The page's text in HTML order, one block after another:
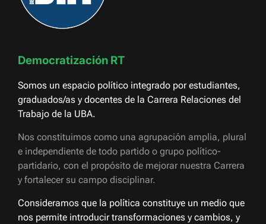
Democratización RT
Somos un espacio político integrado por estudiantes,
graduados/as y docentes de la Carrera Relaciones del
Trabajo de la UBA.
Nos constituimos como una agrupación amplia, plural
e independiente de todo partido o grupo político-
partidario, con el propósito de mejorar nuestra Carrera
y fortalecer su campo disciplinar.
Consideramos que la política constituye un medio que
nos permite introducir transformaciones y cambios, y